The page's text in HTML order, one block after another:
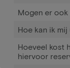
Mogen er
Hoe kan ik
Hoeveel kost
hiervoor